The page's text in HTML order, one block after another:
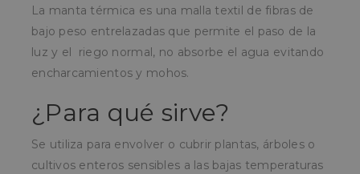
La manta térmica es una malla textil de fibras de
bajo peso entrelazadas que permite el paso de la
luz y el riego normal, no absorbe el agua evitando
encharcamientos y mohos.
¿Para qué sirve?
Se utiliza para envolver o cubrir plantas, árboles o
cultivos enteros sensibles a las bajas temperaturas